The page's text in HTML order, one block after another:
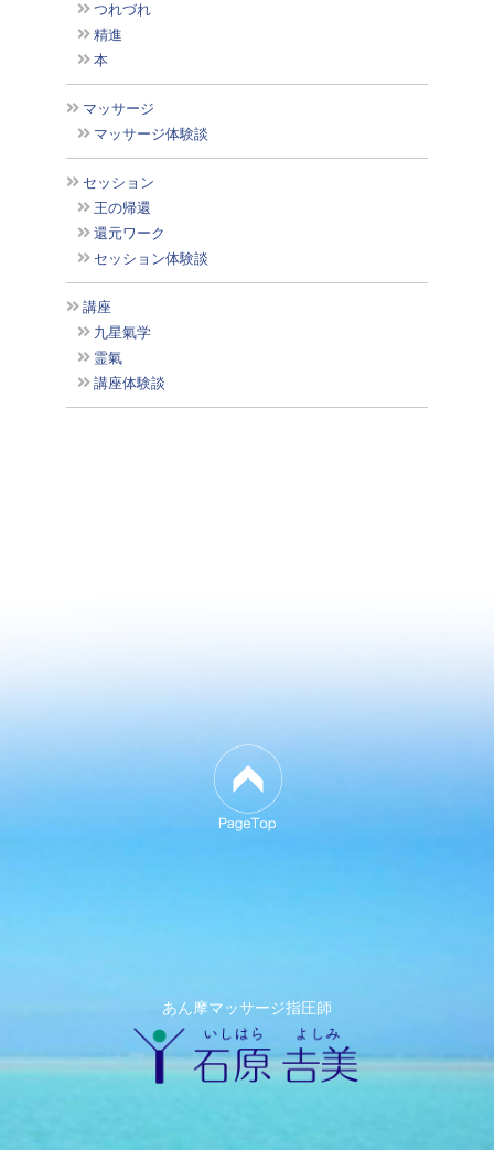
つれづれ
精進
本
マッサージ
マッサージ体験談
セッション
王の帰還
還元ワーク
セッション体験談
講座
九星氣学
霊氣
講座体験談
あん摩マッサージ指圧師